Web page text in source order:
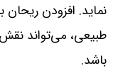
نماید. افزودن ریحان
طبیعی، می‌تواند
باشد.